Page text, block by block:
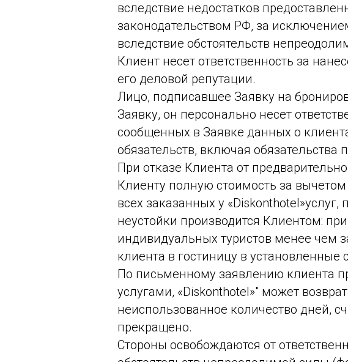
вследствие недостатков
законодательством РФ, за
вследствие обстоятельств
Клиент несет ответственность за
его деловой репутации.
Лицо, подписавшее Заявку на
Заявку, он персонально несет
сообщенных в Заявке данных о
обязательств, включая обязательства
При отказе Клиента от
Клиенту полную стоимость за
всех заказанных у
неустойки производится Клиентом:
индивидуальных туристов менее чем
клиента в гостиницу в установленные
По письменному заявлению клиента
услугами, «Diskonthotel»" может
неиспользованное количество дней,
прекращено.
Стороны освобождаются от